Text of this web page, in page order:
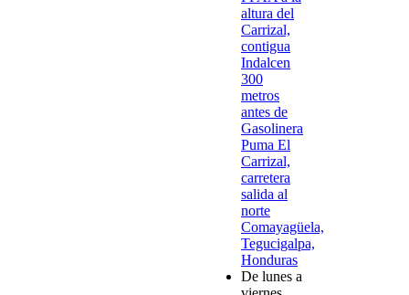
altura del
Carrizal,
contigua
Indalcen
300
metros
antes de
Gasolinera
Puma El
Carrizal,
carretera
salida al
norte
Comayagüela,
Tegucigalpa,
Honduras
De lunes a